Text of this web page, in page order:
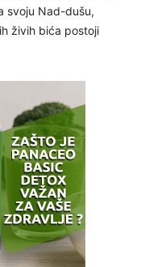
svoju Nad-dušu,
živih bića postoji